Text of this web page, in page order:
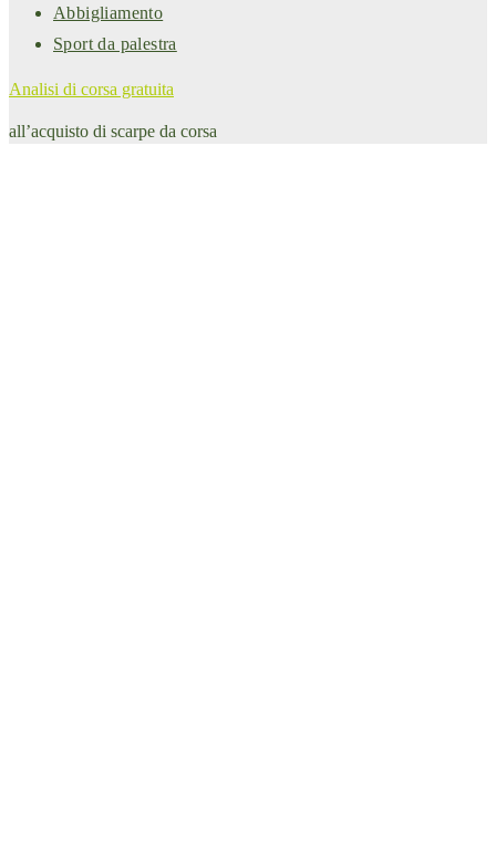
Abbigliamento
Sport da palestra
Analisi di corsa gratuita
all’acquisto di scarpe da corsa